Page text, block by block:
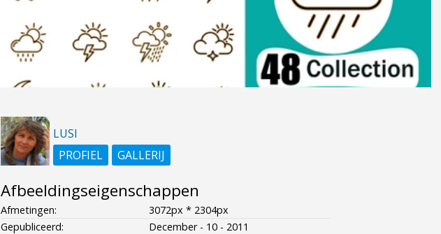
LUSI
PROFIEL
GALLERIJ
Afbeeldingseigenschappen
Afmetingen:
3072px * 2304px
Gepubliceerd:
December - 10 - 2011